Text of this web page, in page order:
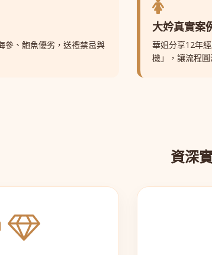
參、鮑魚優劣，送禮禁忌與
大妗真實案
華姐分享12年
機」，讓流程圓
資深